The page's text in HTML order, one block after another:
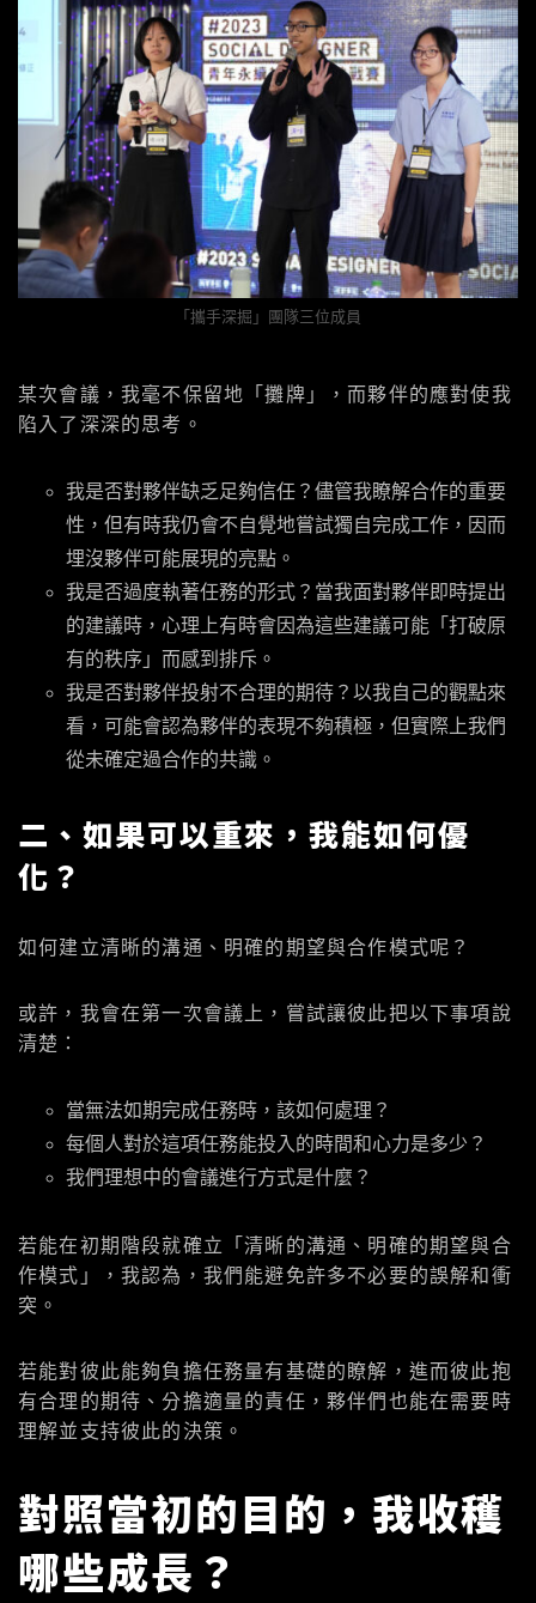
「攜手深掘」團隊三位成員
某次會議，我毫不保留地「攤牌」，而夥伴的應對使我
陷入了深深的思考。
我是否對夥伴缺乏足夠信任？儘管我瞭解合作的重要
性，但有時我仍會不自覺地嘗試獨自完成工作，因而
埋沒夥伴可能展現的亮點。
我是否過度執著任務的形式？當我面對夥伴即時提出
的建議時，心理上有時會因為這些建議可能「打破原
有的秩序」而感到排斥。
我是否對夥伴投射不合理的期待？以我自己的觀點來
看，可能會認為夥伴的表現不夠積極，但實際上我們
從未確定過合作的共識。
二、如果可以重來，我能如何優
化？
如何建立清晰的溝通、明確的期望與合作模式呢？
或許，我會在第一次會議上，嘗試讓彼此把以下事項說
清楚：
當無法如期完成任務時，該如何處理？
每個人對於這項任務能投入的時間和心力是多少？
我們理想中的會議進行方式是什麼？
若能在初期階段就確立「清晰的溝通、明確的期望與合
作模式」，我認為，我們能避免許多不必要的誤解和衝
突。
若能對彼此能夠負擔任務量有基礎的瞭解，進而彼此抱
有合理的期待、分擔適量的責任，夥伴們也能在需要時
理解並支持彼此的決策。
對照當初的目的，我收穫
哪些成長？